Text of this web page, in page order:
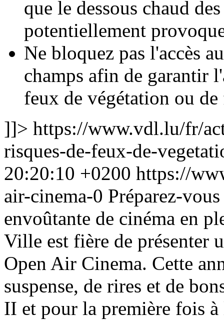
que le dessous chaud
potentiellement
Ne bloquez pas l'accès
champs afin de garantir
feux de végétation ou
]]> https://www.vdl.lu/fr/
risques-de-feux-de-
20:20:10 +0200 https://
air-cinema-0 Préparez-
envoûtante de cinéma en
Ville est fière de présenter
Open Air Cinema. Cette
suspense, de rires et de
II et pour la première fois